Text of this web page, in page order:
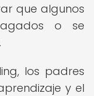
que algunos
o se
los padres
y el